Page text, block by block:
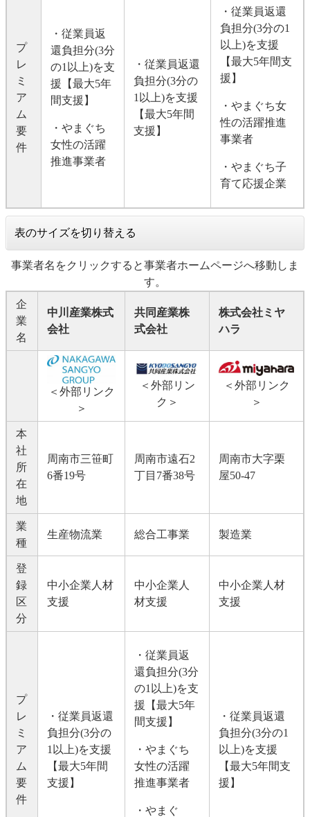
プ
レ
ミ
ア
ム
要
件
・従業員返
還負担分(3分
の1以上)を支
援【最大5年
間支援】
・やまぐち
女性の活躍
推進事業者
・従業員返還
負担分(3分の
1以上)を支援
【最大5年間
支援】
・従業員返還
負担分(3分の1
以上)を支援
【最大5年間支
援】
・やまぐち女
性の活躍推進
事業者
・やまぐち子
育て応援企業
表のサイズを切り替える
事業者名をクリックすると事業者ホームページへ移動しま
す。
企
業
名
中川産業株式
会社
共同産業株
式会社​
株式会社ミヤ
ハラ
＜外部リンク
＞
＜外部リン
ク＞
＜外部リンク
＞
本
社
所
在
地
周南市三笹町
6番19号
周南市遠石2
丁目7番38号
周南市大字栗
屋50-47
業
種
生産物流業 総合工事業 製造業
登
録
区
分
中小企業人材
支援
中小企業人
材支援
中小企業人材
支援
プ
レ
ミ
ア
ム
要
件
・従業員返還
負担分(3分の
1以上)を支援
【最大5年間
支援】
・従業員返
還負担分(3分
の1以上)を支
援【最大5年
間支援】
・やまぐち
女性の活躍
推進事業者
・やまぐ
・従業員返還
負担分(3分の1
以上)を支援
【最大5年間支
援】